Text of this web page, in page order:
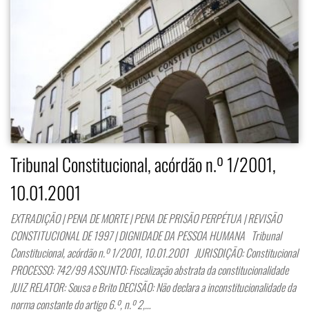
Tribunal Constitucional, acórdão n.º 1/2001,
10.01.2001
EXTRADIÇÃO | PENA DE MORTE | PENA DE PRISÃO PERPÉTUA | REVISÃO
CONSTITUCIONAL DE 1997 | DIGNIDADE DA PESSOA HUMANA Tribunal
Constitucional, acórdão n.º 1/2001, 10.01.2001 JURISDIÇÃO: Constitucional
PROCESSO: 742/99 ASSUNTO: Fiscalização abstrata da constitucionalidade
JUIZ RELATOR: Sousa e Brito DECISÃO: Não declara a inconstitucionalidade da
norma constante do artigo 6.º, n.º 2,…